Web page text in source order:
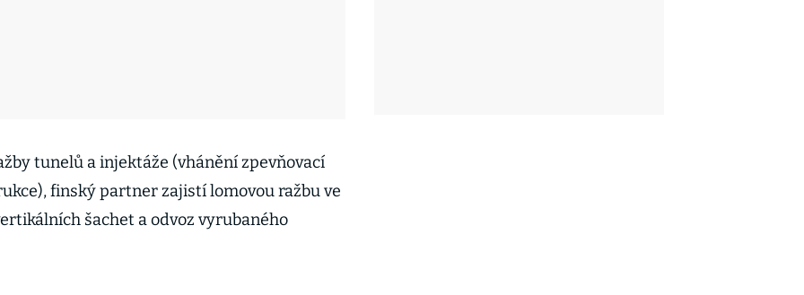
tunelů a injektáže (vhánění zpevňovací
finský partner zajistí lomovou ražbu ve
šachet a odvoz vyrubaného